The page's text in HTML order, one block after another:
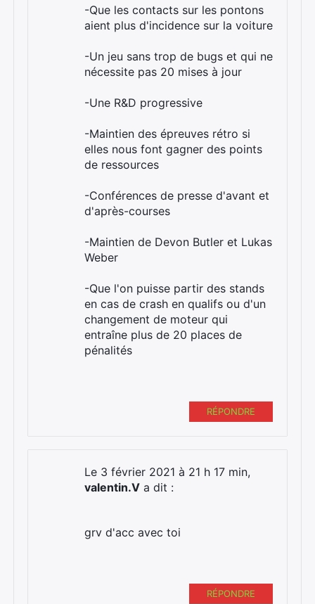
-Que les contacts sur les pontons
aient plus d'incidence sur la voiture
-Un jeu sans trop de bugs et qui ne
nécessite pas 20 mises à jour
-Une R&D progressive
-Maintien des épreuves rétro si
elles nous font gagner des points
de ressources
-Conférences de presse d'avant et
d'après-courses
-Maintien de Devon Butler et Lukas
Weber
-Que l'on puisse partir des stands
en cas de crash en qualifs ou d'un
changement de moteur qui
entraîne plus de 20 places de
pénalités
RÉPONDRE
Le 3 février 2021 à 21 h 17 min,
valentin.V a dit :
grv d'acc avec toi
RÉPONDRE